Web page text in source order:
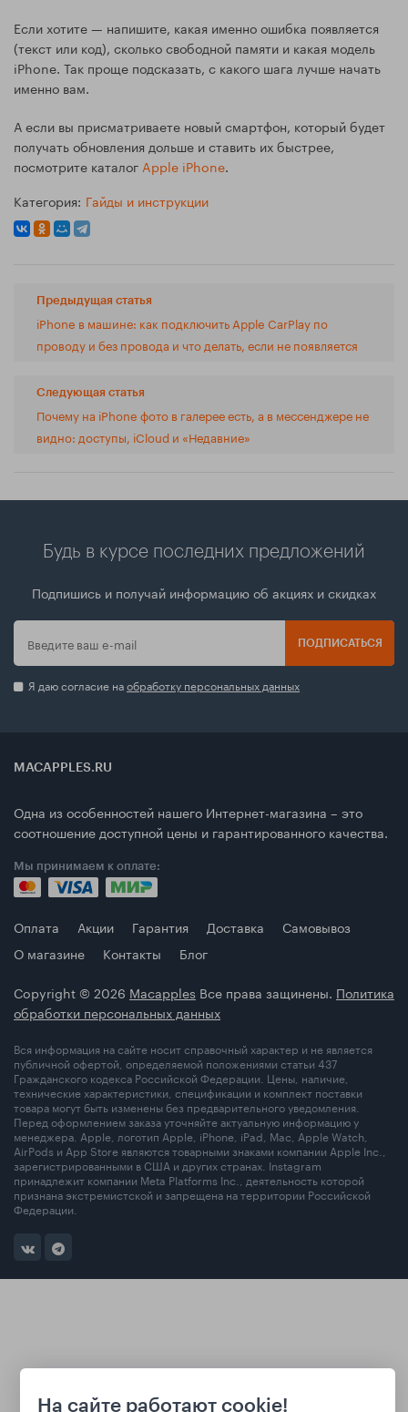
Если хотите — напишите, какая именно ошибка появляется
(текст или код), сколько свободной памяти и какая модель
iPhone. Так проще подсказать, с какого шага лучше начать
именно вам.
А если вы присматриваете новый смартфон, который будет
получать обновления дольше и ставить их быстрее,
посмотрите каталог Apple iPhone.
Категория: Гайды и инструкции
Предыдущая статья
iPhone в машине: как подключить Apple CarPlay по
проводу и без провода и что делать, если не появляется
Следующая статья
Почему на iPhone фото в галерее есть, а в мессенджере не
видно: доступы, iCloud и «Недавние»
Будь в курсе последних предложений
Подпишись и получай информацию об акциях и скидках
ПОДПИСАТЬСЯ
Я даю согласие наобработку персональных данных
MACAPPLES.RU
Одна из особенностей нашего Интернет-магазина – это
соотношение доступной цены и гарантированного качества.
Мы принимаем к оплате:
Оплата Акции Гарантия Доставка
Самовывоз
О магазине
Контакты
Блог
Copyright © 2026 Macapples Все права защинены. Политика
обработки персональных данных
Вся информация на сайте носит справочный характер и не является
публичной офертой, определяемой положениями статьи 437
Гражданского кодекса Российской Федерации. Цены, наличие,
технические характеристики, спецификации и комплект поставки
товара могут быть изменены без предварительного уведомления.
Перед оформлением заказа уточняйте актуальную информацию у
менеджера. Apple, логотип Apple, iPhone, iPad, Mac, Apple Watch,
AirPods и App Store являются товарными знаками компании Apple Inc.,
зарегистрированными в США и других странах. Instagram
принадлежит компании Meta Platforms Inc., деятельность которой
признана экстремистской и запрещена на территории Российской
Федерации.
На сайте работают cookie!